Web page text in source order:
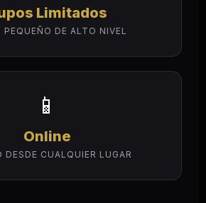
Limitados
PEQUEÑO DE ALTO NIVEL
📱
Online
DESDE CUALQUIER LUGAR